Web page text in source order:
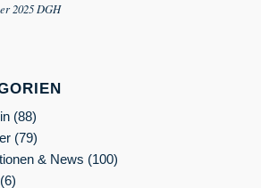
2025 DGH
(88)
(79)
& News (100)
(6)